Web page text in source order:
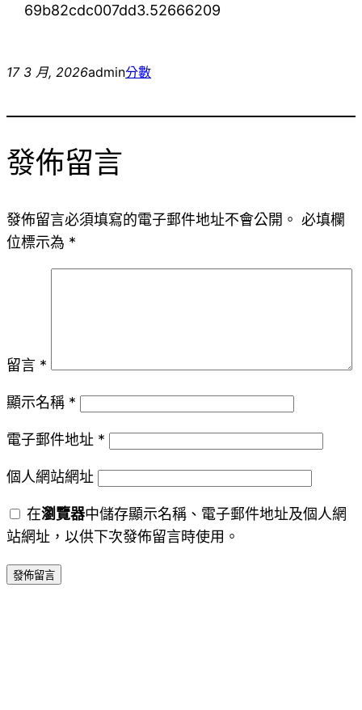
69b82cdc007dd3.52666209
17 3 月, 2026admin分數
發佈留言
發佈留言必須填寫的電子郵件地址不會公開。 必填欄
位標示為 *
留言 *
顯示名稱 *
電子郵件地址 *
個人網站網址
在瀏覽器中儲存顯示名稱、電子郵件地址及個人網
站網址，以供下次發佈留言時使用。